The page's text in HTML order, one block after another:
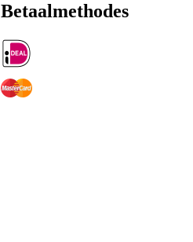
Betaalmethodes